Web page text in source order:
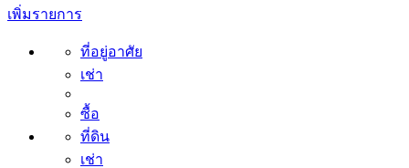
เพิ่มรายการ
ที่อยู่อาศัย
เช่า
ซื้อ
ที่ดิน
เช่า